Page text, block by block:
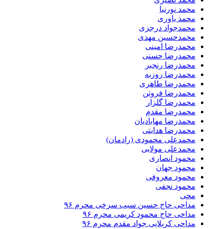
محمد نورنیا
محمد یاوری
محمدجواد درجزی
محمدحسین مهدی
محمدرضا امینی
محمدرضا حسنی
محمدرضا رنجبر
محمدرضا روزبه
محمدرضا طاهری
محمدرضا فروتن
محمدرضا گلزار
محمدرضا مقدم
محمدرضا مهابادیان
محمدرضا هدایتی
محمدعلی محمودی (رادمان)
محمدعلی مولایی
محمود انصاری
محمود جهان
محمود معروفی
محمود نجفی
محی
مداحی حاج حسین سیب سرخی محرم ۹۶
مداحی حاج محمود کریمی محرم ۹۶
مداحی کربلایی جواد مقدم محرم ۹۶